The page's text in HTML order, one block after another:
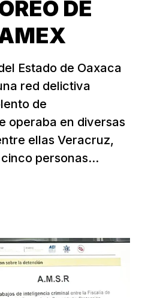
DE
Estado de Oaxaca
red delictiva
de
operaba en diversas
ellas Veracruz,
personas...